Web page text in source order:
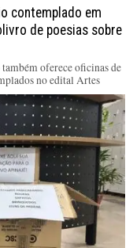
contemplado em
de poesias sobre
oferece oficinas de
no edital Artes